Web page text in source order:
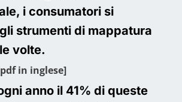
i consumatori si
strumenti di mappatura
volte.
in inglese]
anno il 41% di queste